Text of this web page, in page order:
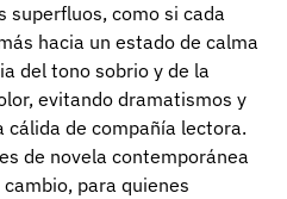
superfluos, como si cada
hacia un estado de calma
del tono sobrio y de la
evitando dramatismos y
de compañía lectora.
de novela contemporánea
para quienes